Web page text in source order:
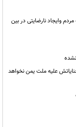
وایجاد نارضایتی در بین
علیه ملت یمن نخواهد